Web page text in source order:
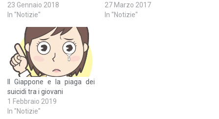
23 Gennaio 2018
In "Notizie"
27 Marzo 2017
In "Notizie"
Il Giappone e la piaga dei
suicidi tra i giovani
1 Febbraio 2019
In "Notizie"